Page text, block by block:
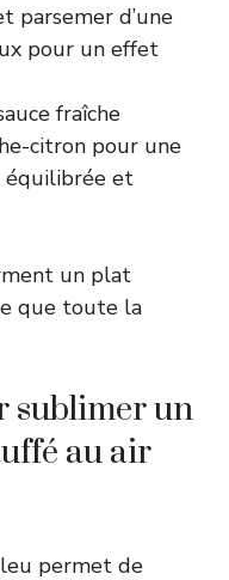
parsemer d’une
pour un effet
fraîche
citron pour une
équilibrée et
un plat
que toute la
sublimer un
au air
permet de